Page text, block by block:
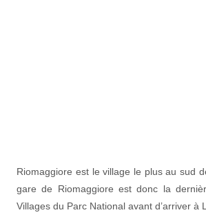
Riomaggiore est le village le plus au sud
gare de Riomaggiore est donc la
Villages du Parc National avant d’arriver à